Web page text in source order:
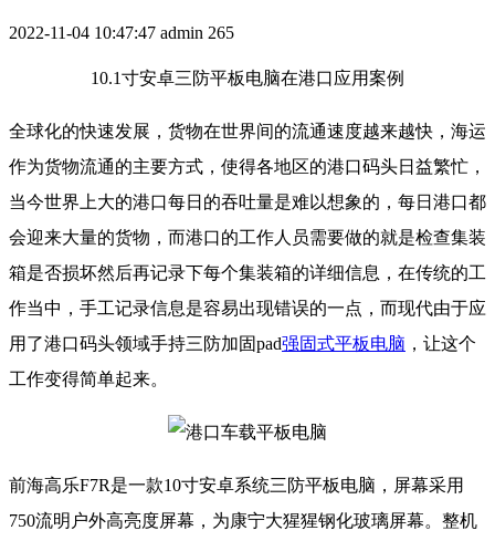
2022-11-04 10:47:47 admin 265
10.1寸安卓三防平板电脑在港口应用案例
全球化的快速发展，货物在世界间的流通速度越来越快，海运
作为货物流通的主要方式，使得各地区的港口码头日益繁忙，
当今世界上大的港口每日的吞吐量是难以想象的，每日港口都
会迎来大量的货物，而港口的工作人员需要做的就是检查集装
箱是否损坏然后再记录下每个集装箱的详细信息，在传统的工
作当中，手工记录信息是容易出现错误的一点，而现代由于应
用了港口码头领域手持三防加固pad强固式平板电脑 ，让这个
工作变得简单起来。
前海高乐F7R是一款10寸安卓系统三防平板电脑，屏幕采用
750流明户外高亮度屏幕，为康宁大猩猩钢化玻璃屏幕。整机